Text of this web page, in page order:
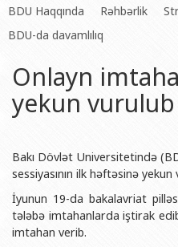
BDU Haqqında
BDU-nun tarixi
BDU-nun Missiya və Strateji
BDU-nun İnkişaf Proqramı
BDU-nun üzv olduğu
BDU-nun qrant layihələri
Rektorlarımız
BDU-nun məzunları
Rəhbərlik
Prorektorlar
Elmi Şura
Həmkarlar
Tədris
BDU-da davamlılıq
Onlayn
yekun vurulub
Bakı Dövlət Universitetində
sessiyasının ilk həftəsinə yekun
İyunun 19-da bakalavriat
tələbə imtahanlarda iştirak
imtahan verib.